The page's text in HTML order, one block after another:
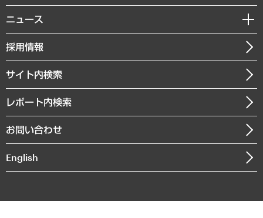
共生・ダイバーシティ
GRC（ガバナンス・リスク・コンプライアンス）・防災（政策）
経済・産業・雇用・労働
まちづくり・観光・交通・スポーツ・スマートシティ
自然資源・農林水産業・食料システム
経営用語集
受託・受注実績（官公庁関連）
メディア掲載・出演
MUFGビジネスセミナー
受託案件情報
私たちの想い
社長メッセージ
会社概要
沿革
組織図・本部部室紹介
インドネシア現地法人
個人情報保護方針
ニュース
ニュースリリース
お知らせ
採用情報
サイト内検索
レポート内検索
お問い合わせ
English